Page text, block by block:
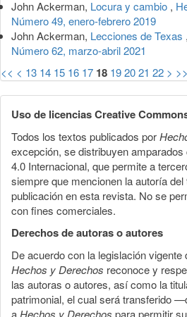
John Ackerman, Locura y cambio ,
Número 49, enero-febrero 2019
John Ackerman, Lecciones de Texas ,
Número 62, marzo-abril 2021
<< < 13 14 15 16 17 18 192021 22 > >>
Uso de licencias Creative
Todos los textos publicados por
excepción, se distribuyen
4.0 Internacional, que permite a
siempre que mencionen la autoría
publicación en esta revista. No se
con fines comerciales.
Derechos de autoras o autores
De acuerdo con la legislación
Hechos y Derechos reconoce y
las autoras o autores, así como la
patrimonial, el cual será transferido
aHechos y Derechos para permitir